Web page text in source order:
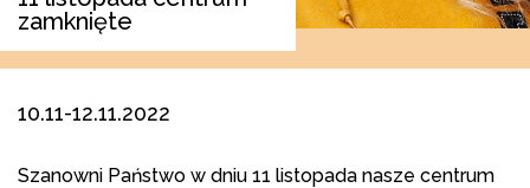
zamknięte
10.11-12.11.2022
Szanowni Państwo w dniu 11 listopada nasze centrum